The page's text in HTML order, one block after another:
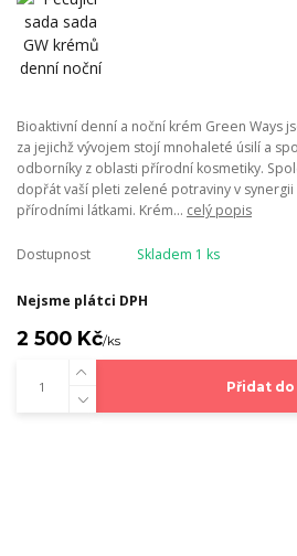
Bioaktivní denní a noční krém Green Ways
za jejichž vývojem stojí mnohaleté úsilí a
odborníky z oblasti přírodní kosmetiky.
dopřát vaší pleti zelené potraviny v synergii
přírodními látkami. Krém... celý popis
Dostupnost Skladem 1 ks
Nejsme plátci DPH
2 500 Kč/ks
Přidat